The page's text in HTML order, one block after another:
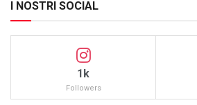
I NOSTRI SOCIAL
1k
Followers